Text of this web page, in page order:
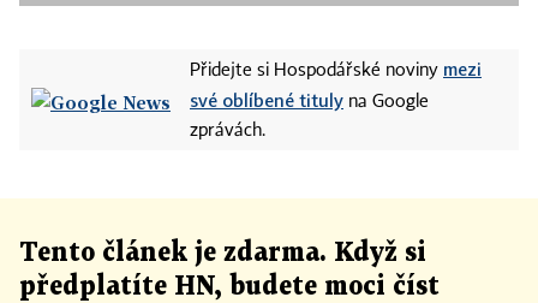
Přidejte si Hospodářské noviny mezi
své oblíbené tituly na Google
zprávách.
Tento článek je zdarma. Když si
předplatíte HN, budete moci číst